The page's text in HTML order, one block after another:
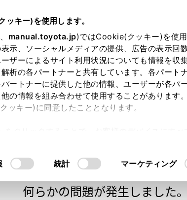
キー)を使用します。
、 manual.toyota.jp)ではCookie(クッキー)を使
示、ソーシャルメディアの提供、広告の表示回
ザーによるサイト利用状況についても情報を収
析の各パートナーと共有しています。各パート
ートナーに提供した他の情報、ユーザーが各パ
の情報を組み合わせて使用することがあります
ッキー)に同意したこととなります。
統計 マーケティング
オンライン購入 お気に入り
申し訳ございません。
何らかの問題が発生しました。